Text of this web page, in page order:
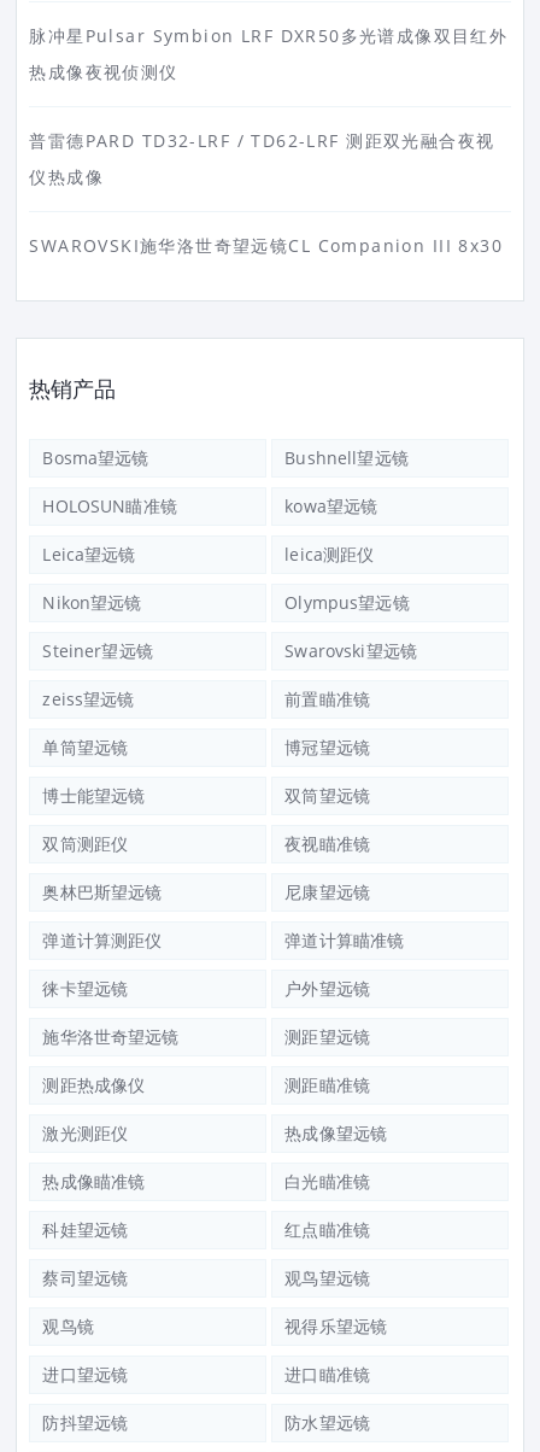
脉冲星Pulsar Symbion LRF DXR50多光谱成像双目红外
热成像夜视侦测仪
普雷德PARD TD32-LRF / TD62-LRF 测距双光融合夜视
仪热成像
SWAROVSKI施华洛世奇望远镜CL Companion III 8x30
热销产品
Bosma望远镜 Bushnell望远镜
HOLOSUN瞄准镜 kowa望远镜
Leica望远镜 leica测距仪
Nikon望远镜 Olympus望远镜
Steiner望远镜 Swarovski望远镜
zeiss望远镜 前置瞄准镜
单筒望远镜 博冠望远镜
博士能望远镜 双筒望远镜
双筒测距仪 夜视瞄准镜
奥林巴斯望远镜 尼康望远镜
弹道计算测距仪 弹道计算瞄准镜
徕卡望远镜 户外望远镜
施华洛世奇望远镜 测距望远镜
测距热成像仪 测距瞄准镜
激光测距仪 热成像望远镜
热成像瞄准镜 白光瞄准镜
科娃望远镜 红点瞄准镜
蔡司望远镜 观鸟望远镜
观鸟镜 视得乐望远镜
进口望远镜 进口瞄准镜
防抖望远镜 防水望远镜